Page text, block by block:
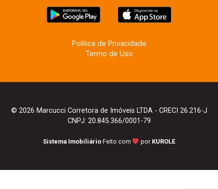
Política de Privacidade
Termo de Uso
© 2026 Marcucci Corretora de Imóveis LTDA - CRECI 26.216-J
CNPJ: 20.845.366/0001-79
Sistema Imobiliário Feito com por KUROLE